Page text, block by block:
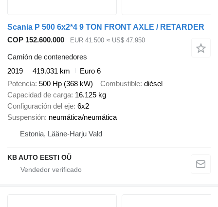
Scania P 500 6x2*4 9 TON FRONT AXLE / RETARDER
COP 152.600.000
EUR 41.500 ≈ US$ 47.950
Camión de contenedores
2019
419.031 km
Euro 6
Potencia 500 Hp (368 kW) Combustible diésel
Capacidad de carga 16.125 kg
Configuración del eje 6x2
Suspensión neumática/neumática
Estonia, Lääne-Harju Vald
KB AUTO EESTI OÜ